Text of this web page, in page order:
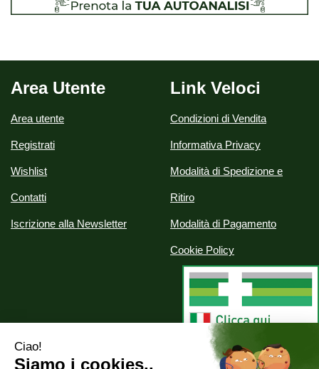
Area Utente
Area utente
Registrati
Wishlist
Contatti
Iscrizione alla Newsletter
Link Veloci
Condizioni di Vendita
Informativa Privacy
Modalità di Spedizione e
Ritiro
Modalità di Pagamento
Cookie Policy